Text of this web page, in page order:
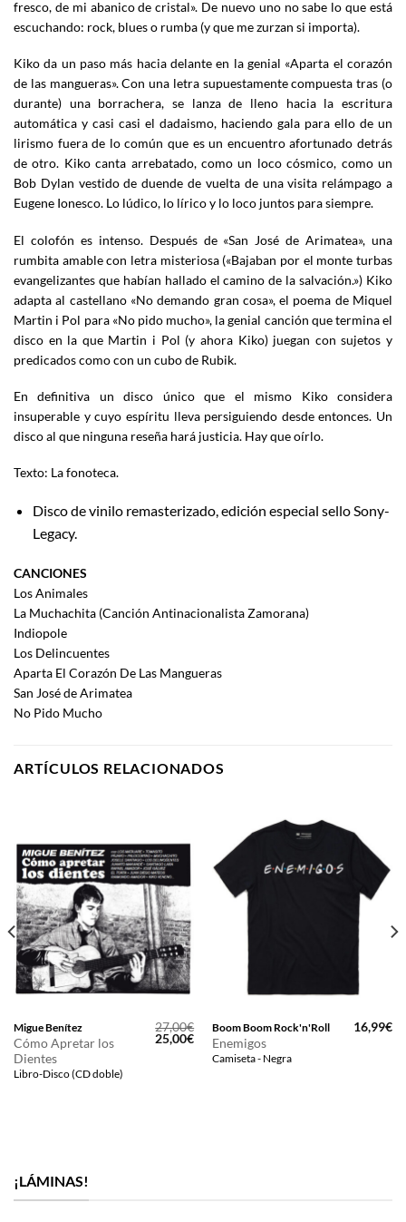
fresco, de mi abanico de cristal». De nuevo uno no sabe lo que está
escuchando: rock, blues o rumba (y que me zurzan si importa).
Kiko da un paso más hacia delante en la genial «Aparta el corazón
de las mangueras». Con una letra supuestamente compuesta tras (o
durante) una borrachera, se lanza de lleno hacia la escritura
automática y casi casi el dadaismo, haciendo gala para ello de un
lirismo fuera de lo común que es un encuentro afortunado detrás
de otro. Kiko canta arrebatado, como un loco cósmico, como un
Bob Dylan vestido de duende de vuelta de una visita relámpago a
Eugene Ionesco. Lo lúdico, lo lírico y lo loco juntos para siempre.
El colofón es intenso. Después de «San José de Arimatea», una
rumbita amable con letra misteriosa («Bajaban por el monte turbas
evangelizantes que habían hallado el camino de la salvación.») Kiko
adapta al castellano «No demando gran cosa», el poema de Miquel
Martin i Pol para «No pido mucho», la genial canción que termina el
disco en la que Martin i Pol (y ahora Kiko) juegan con sujetos y
predicados como con un cubo de Rubik.
En definitiva un disco único que el mismo Kiko considera
insuperable y cuyo espíritu lleva persiguiendo desde entonces. Un
disco al que ninguna reseña hará justicia. Hay que oírlo.
Texto: La fonoteca.
Disco de vinilo remasterizado, edición especial sello Sony-
Legacy.
CANCIONES
Los Animales
La Muchachita (Canción Antinacionalista Zamorana)
Indiopole
Los Delincuentes
Aparta El Corazón De Las Mangueras
San José de Arimatea
No Pido Mucho
ARTÍCULOS RELACIONADOS
Migue Benítez
Cómo Apretar los
Dientes
Libro-Disco (CD doble)
27,00€
El
precio
25,00€El
precio
actual
Boom Boom Rock'n'Roll
Enemigos
Camiseta - Negra
16,99€
¡LÁMINAS!